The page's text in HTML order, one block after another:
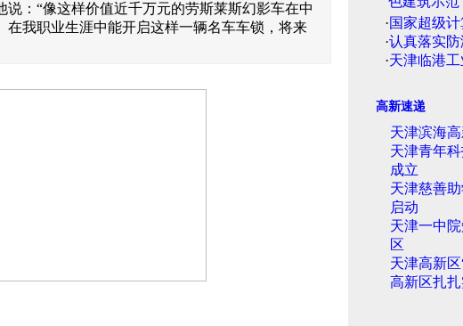
：“像这样价值近千万元的劳斯莱斯幻影车在中
在我职业生涯中能开启这样一辆名车车锁，将来
·国家超级
·认真落实
·天津临港
高新速递
天津滨海
天津青年
成立
天津慈善
启动
天津一中
区
天津高新
高新区扎